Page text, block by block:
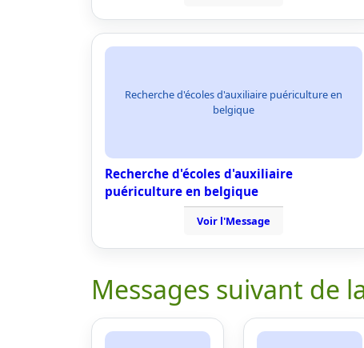
Recherche d'écoles d'auxiliaire puériculture en
belgique
Recherche d'écoles d'auxiliaire
puériculture en belgique
Voir l'Message
Messages suivant de